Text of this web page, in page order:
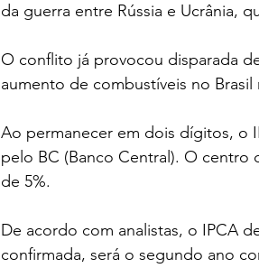
da guerra entre Rússia e Ucrânia,
O conflito já provocou disparada
aumento de combustíveis no Brasil
Ao permanecer em dois dígitos, o
pelo BC (Banco Central). O centro
de 5%.
De acordo com analistas, o IPCA
confirmada, será o segundo ano